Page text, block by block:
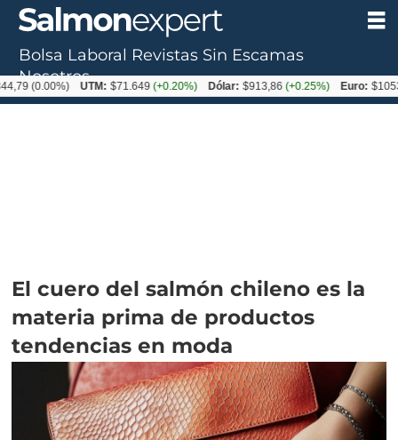
El cuero del salmón chileno es la
materia prima de productos
tendencias en moda
Bolsa Laboral Revistas Sin Escamas
Nosotros
UTM: $71.649(+0.20%) Dólar: $913,86(+0.25%) Euro: $1053,08(-